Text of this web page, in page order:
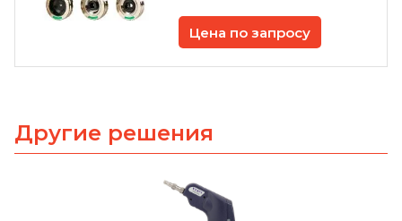
Цена по запросу
Другие решения